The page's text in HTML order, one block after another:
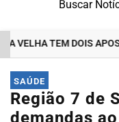
TEM DOIS
EM ALTA
SAÚDE
Região 7 de
demandas